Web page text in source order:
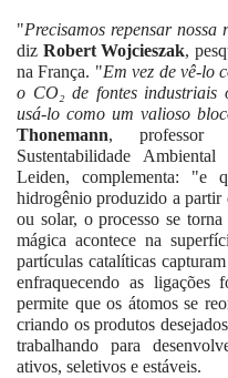
"Precisamos repensar
diz Robert Wojcieszak,
na França. "Em vez de vê-lo
o CO₂ de fontes industriais
usá-lo como um valioso
Thonemann, professor
Sustentabilidade
Leiden, complementa: "e
hidrogênio produzido a partir
ou solar, o processo se
mágica acontece na
partículas catalíticas
enfraquecendo as ligações
permite que os átomos se
criando os produtos
trabalhando para
ativos, seletivos e estáveis.